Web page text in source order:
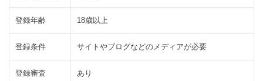
登録年齢 18歳以上
登録条件 サイトやブログなどのメディアが必要
登録審査 あり